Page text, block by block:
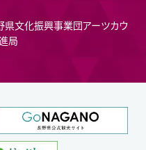
県文化振興事業団アーツカウ
局